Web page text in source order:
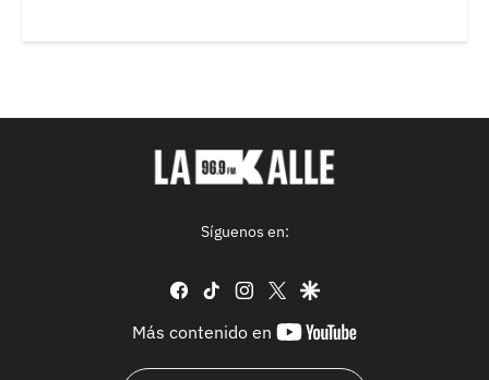
Síguenos en:
facebook
tiktok instagram
twittergoogle
Más contenido en
youtube-